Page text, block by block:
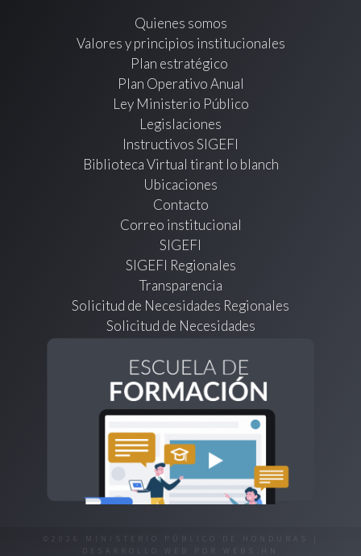
Quienes somos
Valores y principios institucionales
Plan estratégico
Plan Operativo Anual
Ley Ministerio Público
Legislaciones
Instructivos SIGEFI
Biblioteca Virtual tirant lo blanch
Ubicaciones
Contacto
Correo institucional
SIGEFI
SIGEFI Regionales
Transparencia
Solicitud de Necesidades Regionales
Solicitud de Necesidades
©2026 MINISTERIO PÚBLICO DE HONDURAS |
DESARROLLO WEB POR
WEBS.HN